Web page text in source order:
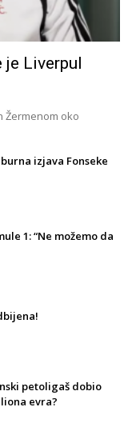
je Liverpul
Žermenom oko
izjava Fonseke
1: “Ne možemo da
petoligaš dobio
evra?